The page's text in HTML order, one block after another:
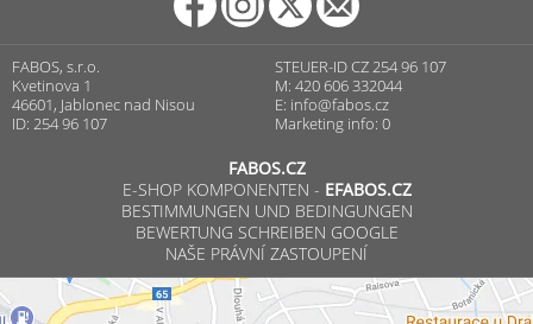
FABOS, s.r.o.
Kvetinova 1
46601, Jablonec nad Nisou
ID: 254 96 107
STEUER-ID CZ 254 96 107
M: 420 606 332044
E: info@fabos.cz
Marketing info: 0
FABOS.CZ
E-SHOP KOMPONENTEN - EFABOS.CZ
BESTIMMUNGEN UND BEDINGUNGEN
BEWERTUNG SCHREIBEN GOOGLE
NAŠE PRÁVNÍ ZASTOUPENÍ